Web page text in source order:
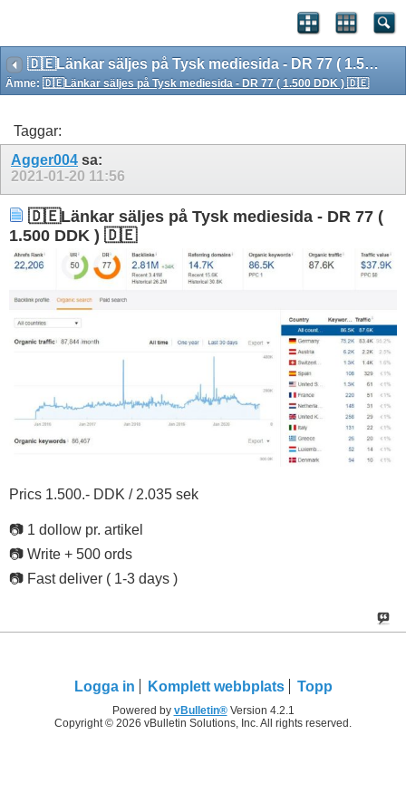
🇩🇪Länkar säljes på Tysk mediesida - DR 77 ( 1.500 DDK ) 🇩🇪
Ämne: 🇩🇪Länkar säljes på Tysk mediesida - DR 77 ( 1.500 DDK ) 🇩🇪
Taggar:
Agger004 sa:
2021-01-20 11:56
🇩🇪Länkar säljes på Tysk mediesida - DR 77 (
1.500 DDK ) 🇩🇪
Prics 1.500.- DDK / 2.035 sek
📷 1 dollow pr. artikel
📷 Write + 500 ords
📷 Fast deliver ( 1-3 days )
Logga in Komplett webbplats Topp
Powered by vBulletin®Version 4.2.1
Copyright © 2026 vBulletin Solutions, Inc. All rights reserved.